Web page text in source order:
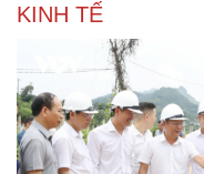
KINH TẾ